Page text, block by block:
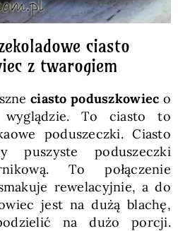
Zdrowo i fit
SKLEP
Polski
ciasto
z twarogiem
ciasto poduszkowiec o
wyglądzie. To ciasto to
poduszeczki. Ciasto
puszyste poduszeczki
To połączenie
rewelacyjnie, a do
jest na dużą blachę,
na dużo porcji.